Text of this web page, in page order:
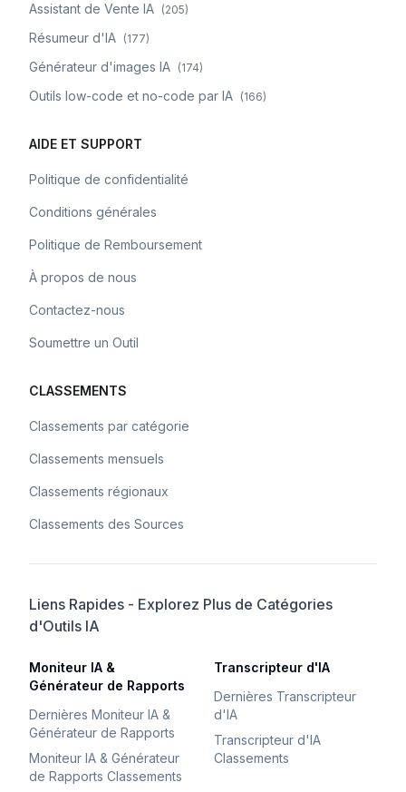
Assistant de Vente IA (205)
Résumeur d'IA (177)
Générateur d'images IA (174)
Outils low-code et no-code par IA (166)
AIDE ET SUPPORT
Politique de confidentialité
Conditions générales
Politique de Remboursement
À propos de nous
Contactez-nous
Soumettre un Outil
CLASSEMENTS
Classements par catégorie
Classements mensuels
Classements régionaux
Classements des Sources
Liens Rapides - Explorez Plus de Catégories
d'Outils IA
Moniteur IA &
Générateur de Rapports
Dernières Moniteur IA &
Générateur de Rapports
Moniteur IA & Générateur
de Rapports Classements
Transcripteur d'IA
Dernières Transcripteur
d'IA
Transcripteur d'IA
Classements